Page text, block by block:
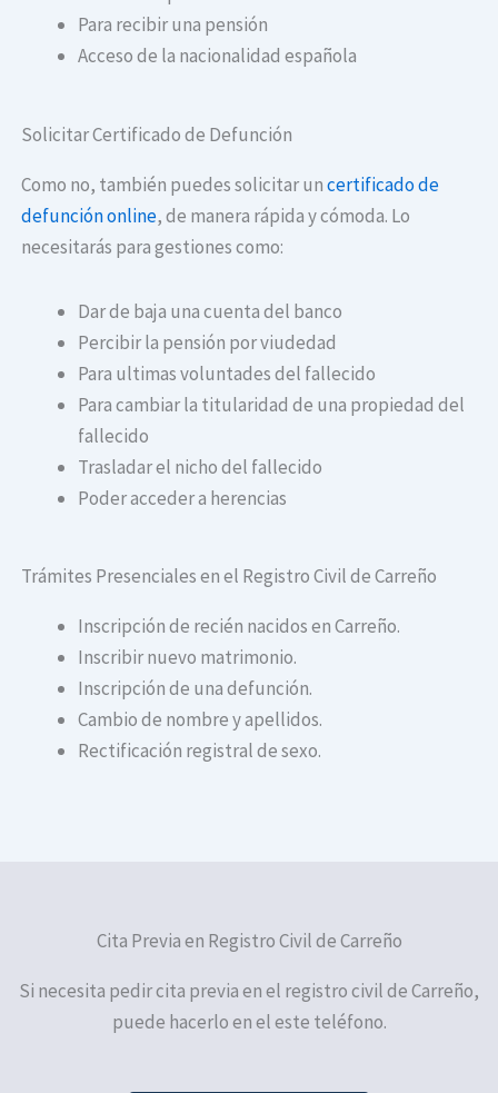
Para recibir una pensión
Acceso de la nacionalidad española
Solicitar Certificado de Defunción
Como no, también puedes solicitar uncertificado de
defunción online, de manera rápida y cómoda. Lo
necesitarás para gestiones como:
Dar de baja una cuenta del banco
Percibir la pensión por viudedad
Para ultimas voluntades del fallecido
Para cambiar la titularidad de una propiedad del
fallecido
Trasladar el nicho del fallecido
Poder acceder a herencias
Trámites Presenciales en el Registro Civil de Carreño
Inscripción de recién nacidos en Carreño.
Inscribir nuevo matrimonio.
Inscripción de una defunción.
Cambio de nombre y apellidos.
Rectificación registral de sexo.
Cita Previa en Registro Civil de Carreño
Si necesita pedir cita previa en el registro civil de Carreño,
puede hacerlo en el este teléfono.